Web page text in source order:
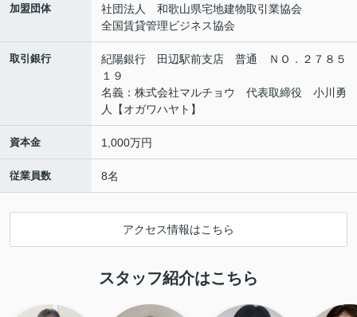
加盟団体
社団法人 和歌山県宅地建物取引業協会
全国賃貸管理ビジネス協会
取引銀行
紀陽銀行 田辺駅前支店 普通 ＮＯ．２７８５
１９
名義：株式会社マルチョウ 代表取締役 小川勇
人【オガワハヤト】
資本金 1,000万円
従業員数 8名
アクセス情報はこちら
スタッフ紹介はこちら